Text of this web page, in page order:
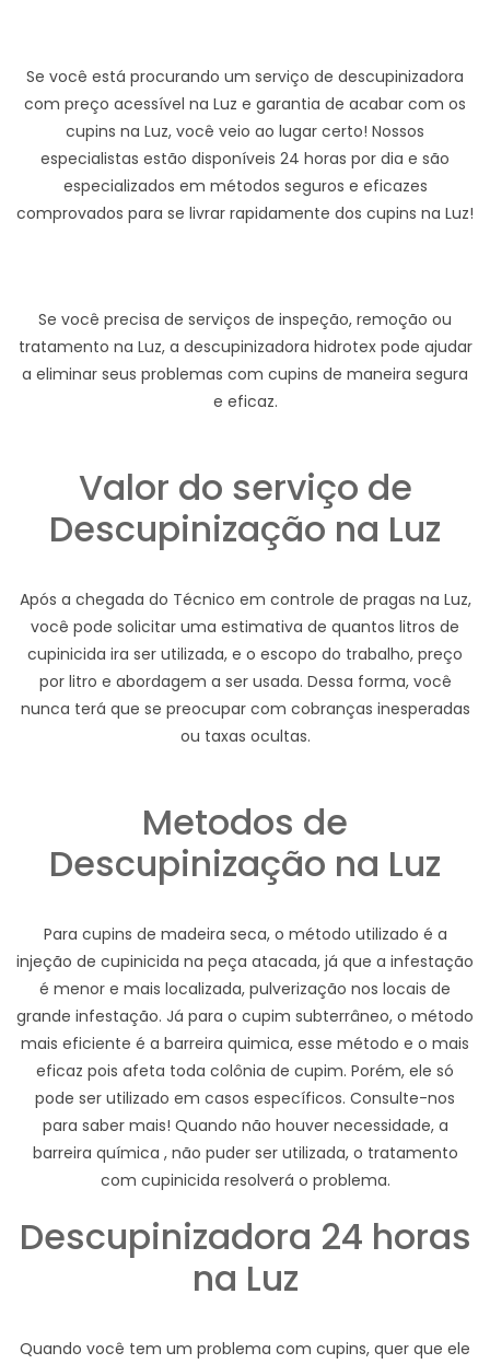
Se você está procurando um serviço de descupinizadora
com preço acessível na Luz e garantia de acabar com os
cupins na Luz, você veio ao lugar certo! Nossos
especialistas estão disponíveis 24 horas por dia e são
especializados em métodos seguros e eficazes
comprovados para se livrar rapidamente dos cupins na Luz!
Se você precisa de serviços de inspeção, remoção ou
tratamento na Luz, a descupinizadora hidrotex pode ajudar
a eliminar seus problemas com cupins de maneira segura
e eficaz.
Valor do serviço de
Descupinização na Luz
Após a chegada do Técnico em controle de pragas na Luz,
você pode solicitar uma estimativa de quantos litros de
cupinicida ira ser utilizada, e o escopo do trabalho, preço
por litro e abordagem a ser usada. Dessa forma, você
nunca terá que se preocupar com cobranças inesperadas
ou taxas ocultas.
Metodos de
Descupinização na Luz
Para cupins de madeira seca, o método utilizado é a
injeção de cupinicida na peça atacada, já que a infestação
é menor e mais localizada, pulverização nos locais de
grande infestação. Já para o cupim subterrâneo, o método
mais eficiente é a barreira quimica, esse método e o mais
eficaz pois afeta toda colônia de cupim. Porém, ele só
pode ser utilizado em casos específicos. Consulte-nos
para saber mais! Quando não houver necessidade, a
barreira química , não puder ser utilizada, o tratamento
com cupinicida resolverá o problema.
Descupinizadora 24 horas
na Luz
Quando você tem um problema com cupins, quer que ele